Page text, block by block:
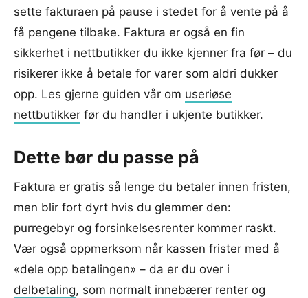
sette fakturaen på pause i stedet for å vente på å
få pengene tilbake. Faktura er også en fin
sikkerhet i nettbutikker du ikke kjenner fra før – du
risikerer ikke å betale for varer som aldri dukker
opp. Les gjerne guiden vår om useriøse
nettbutikker før du handler i ukjente butikker.
Dette bør du passe på
Faktura er gratis så lenge du betaler innen fristen,
men blir fort dyrt hvis du glemmer den:
purregebyr og forsinkelsesrenter kommer raskt.
Vær også oppmerksom når kassen frister med å
«dele opp betalingen» – da er du over i
delbetaling, som normalt innebærer renter og